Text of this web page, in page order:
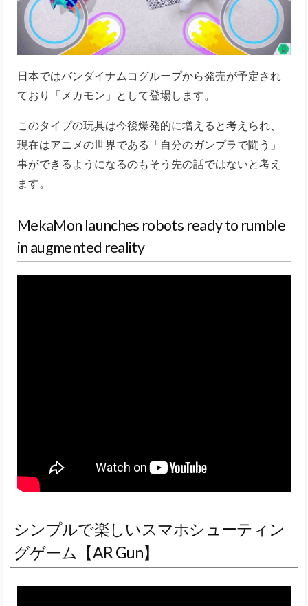
日本ではバンダイナムコグループから発売が予定され
ており「メカモン」として登場します。
このタイプの玩具は今後爆発的に増えると考えられ、
現在はアニメの世界である「自分のガンプラで闘う」
事ができるようになるのもそう先の話ではないと考え
ます。
MekaMon launches robots ready to rumble
in augmented reality
シンプルで楽しいスマホシューティン
グゲーム【AR Gun】